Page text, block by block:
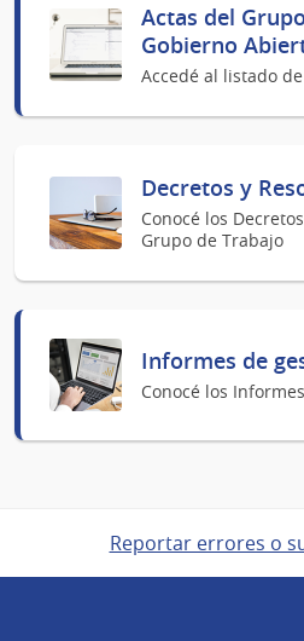
Actas del
Gobierno
Accedé al listado
Decretos y
Conocé los
Grupo de Trabajo
Informes de
Conocé los Informes
Reportar errores o